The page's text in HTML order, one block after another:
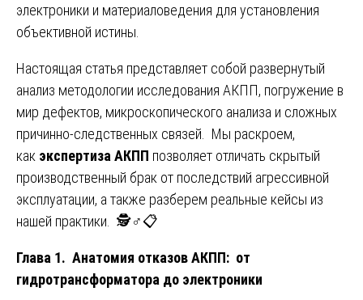
электроники и материаловедения для установления
объективной истины.
Настоящая статья представляет собой развернутый
анализ методологии исследования АКПП, погружение в
мир дефектов, микроскопического анализа и сложных
причинно-следственных связей. Мы раскроем,
как экспертиза АКПП позволяет отличать скрытый
производственный брак от последствий агрессивной
эксплуатации, а также разберем реальные кейсы из
нашей практики. 🕵️♂️📋
Глава 1. Анатомия отказов АКПП: от
гидротрансформатора до электроники